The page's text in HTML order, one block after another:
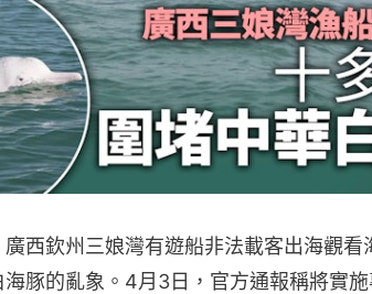
西欽州三娘灣有遊船非法載客出海觀看
豚的亂象。4月3日，官方通報稱將實施